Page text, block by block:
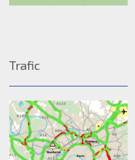
Trafic